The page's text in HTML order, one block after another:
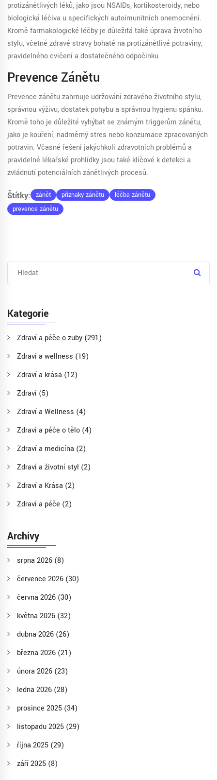
protizánětlivých léků, jako jsou NSAIDs, kortikosteroidy, nebo
biologická léčiva u specifických autoimunitních onemocnění.
Kromě farmakologické léčby je důležitá také úprava životního
stylu, včetně zdravé stravy bohaté na protizánětlivé potraviny,
pravidelného cvičení a dostatečného odpočinku.
Prevence Zánětu
Prevence zánětu zahrnuje udržování zdravého životního stylu,
správnou výživu, dostatek pohybu a správnou hygienu spánku.
Kromě toho je důležité vyhýbat se známým triggerům zánětu,
jako je kouření, nadměrný stres nebo konzumace zpracovaných
potravin. Včasné řešení jakýchkoli zdravotních problémů a
pravidelné lékařské prohlídky jsou také klíčové k detekci a
zvládnutí potenciálních zánětlivých procesů.
Štítky: zánět příznaky zánětu
léčba zánětu
prevence zánětu
Kategorie
Zdraví a péče o zuby (291)
Zdraví a wellness (19)
Zdraví a krása (12)
Zdraví (5)
Zdraví a Wellness (4)
Zdraví a péče o tělo (4)
Zdraví a medicína (2)
Zdraví a životní styl (2)
Zdraví a Krása (2)
Zdraví a péče (2)
Archivy
srpna 2026 (8)
července 2026 (30)
června 2026 (30)
května 2026 (32)
dubna 2026 (26)
března 2026 (21)
února 2026 (23)
ledna 2026 (28)
prosince 2025 (34)
listopadu 2025 (29)
října 2025 (29)
září 2025 (8)